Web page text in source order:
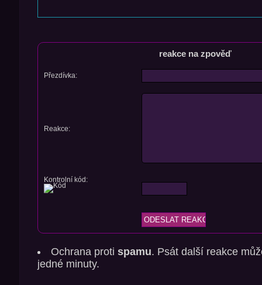
reakce na zpověď
Přezdívka:
Reakce:
Kontrolní kód:
Ochrana protispamu. Psát další reakce
jedné minuty.